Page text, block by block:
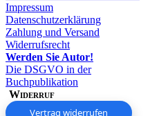
Impressum
Datenschutzerklärung
Zahlung und Versand
Widerrufsrecht
Werden Sie Autor!
Die DSGVO in der
Buchpublikation
Widerruf
Vertrag widerrufen